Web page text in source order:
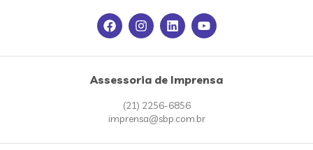
Assessoria de Imprensa
(21) 2256-6856
imprensa@sbp.com.br